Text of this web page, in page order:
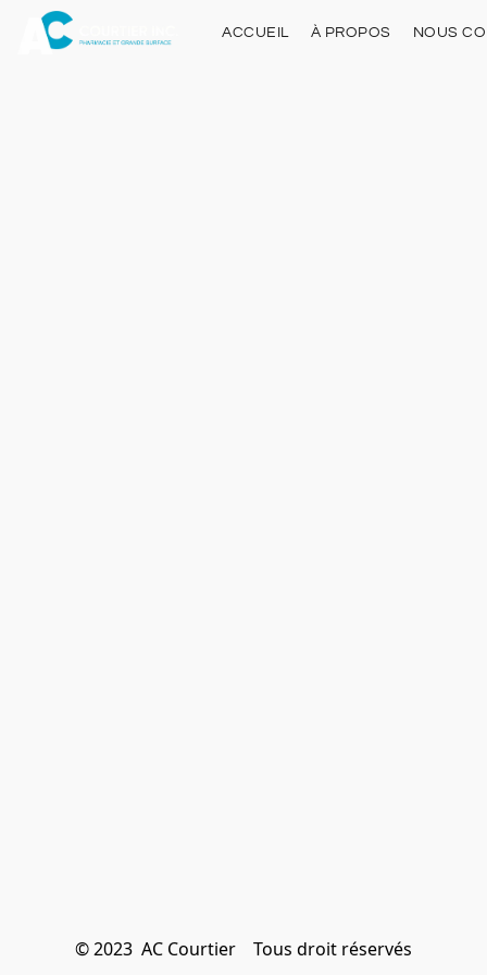
ACCUEIL À PROPOS NOUS
© 2023  AC Courtier    Tous droit réservés